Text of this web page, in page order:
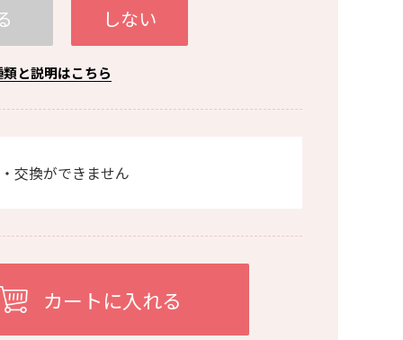
しない
と説明はこちら
交換ができません